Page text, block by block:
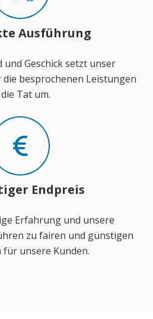
Ausführung
und Geschick setzt unser
besprochenen Leistungen
Tat um.
Endpreis
Erfahrung und unsere
zu fairen und günstigen
für unsere Kunden.